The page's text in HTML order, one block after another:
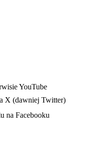
YouTube
X (dawniej Twitter)
na Facebooku